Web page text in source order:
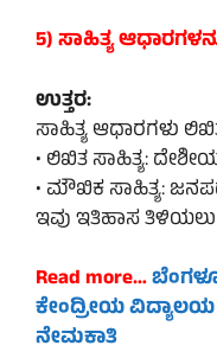
5) ಸಾಹಿತ್ಯ
ಉತ್ತರ:
ಸಾಹಿತ್ಯ ಆಧಾರಗಳು
• ಲಿಖಿತ ಸಾಹಿತ್ಯ:
• ಮೌಖಿಕ ಸಾಹಿತ್ಯ:
ಇವು ಇತಿಹಾಸ
Read more…
ಕೇಂದ್ರೀಯ ವಿದ್ಯಾಲಯ
ನೇಮಕಾತಿ